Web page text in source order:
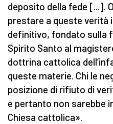
deposito della fede [...].
prestare a queste verità
definitivo, fondato sulla
Spirito Santo al
dottrina cattolica
queste materie. Chi le
posizione di rifiuto di
e pertanto non sarebbe
Chiesa cattolica».